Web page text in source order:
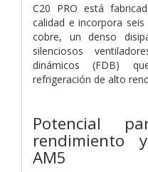
C20 PRO está
calidad e incorpora
cobre, un denso
silenciosos
dinámicos (FDB)
refrigeración de alto
Potencial
rendimiento
AM5